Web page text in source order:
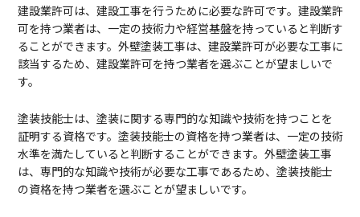
建設業許可は、建設工事を行うために必要な許可です。建設業許
可を持つ業者は、一定の技術力や経営基盤を持っていると判断す
ることができます。外壁塗装工事は、建設業許可が必要な工事に
該当するため、建設業許可を持つ業者を選ぶことが望ましいで
す。
塗装技能士は、塗装に関する専門的な知識や技術を持つことを
証明する資格です。塗装技能士の資格を持つ業者は、一定の技術
水準を満たしていると判断することができます。外壁塗装工事
は、専門的な知識や技術が必要な工事であるため、塗装技能士
の資格を持つ業者を選ぶことが望ましいです。